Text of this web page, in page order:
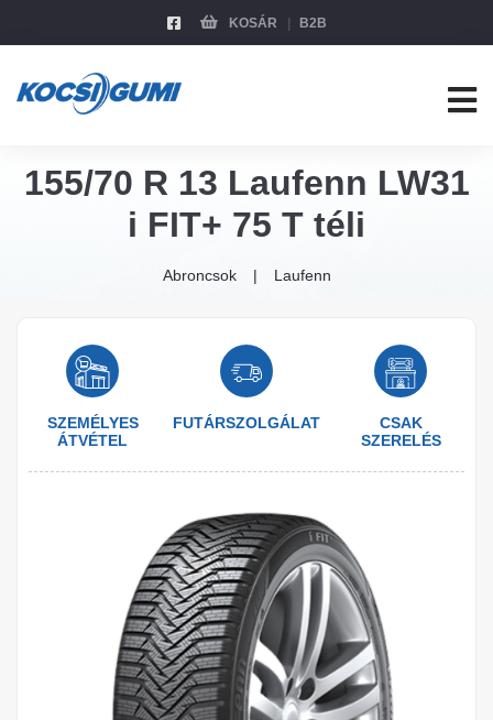
KOSÁR B2B
155/70 R 13 Laufenn LW31
i FIT+ 75 T téli
Abroncsok Laufenn
SZEMÉLYES
ÁTVÉTEL
FUTÁRSZOLGÁLAT
CSAK
SZERELÉS